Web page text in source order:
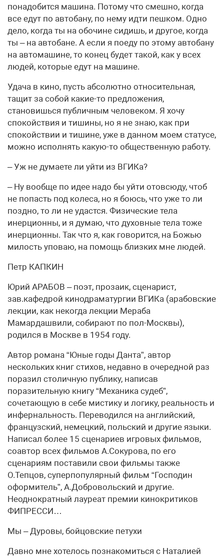
понадобится машина. Потому что смешно, когда
все едут по автобану, по нему идти пешком. Одно
дело, когда ты на обочине сидишь, и другое, когда
ты – на автобане. А если я поеду по этому автобану
на автомашине, то конец будет такой, как у всех
людей, которые едут на машине.
Удача в кино, пусть абсолютно относительная,
тащит за собой какие-то предложения,
становишься публичным человеком. Я хочу
спокойствия и тишины, но я не знаю, как при
спокойствии и тишине, уже в данном моем статусе,
можно исполнять какую-то общественную работу.
– Уж не думаете ли уйти из ВГИКа?
– Ну вообще по идее надо бы уйти отовсюду, чтоб
не попасть под колеса, но я боюсь, что уже то ли
поздно, то ли не удастся. Физические тела
инерционны, и я думаю, что духовные тела тоже
инерционны. Так что я, как говорится, на Божью
милость уповаю, на помощь близких мне людей.
Петр КАПКИН
Юрий АРАБОВ – поэт, прозаик, сценарист,
зав.кафедрой кинодраматургии ВГИКа (арабовские
лекции, как некогда лекции Мераба
Мамардашвили, собирают по пол-Москвы),
родился в Москве в 1954 году.
Автор романа “Юные годы Данта”, автор
нескольких книг стихов, недавно в очередной раз
поразил столичную публику, написав
поразительную книгу “Механика судеб”,
сочетающую в себе мистику и логику, реальность и
инфернальность. Переводился на английский,
французский, немецкий, польский и другие языки.
Написал более 15 сценариев игровых фильмов,
соавтор всех фильмов А.Сокурова, по его
сценариям поставили свои фильмы также
О.Тепцов, суперпопулярный фильм “Господин
оформитель”, А.Добровольский и другие.
Неоднократный лауреат премии кинокритиков
ФИПРЕССИ…
Мы – Дуровы, бойцовские петухи
Давно мне хотелось познакомиться с Наталией